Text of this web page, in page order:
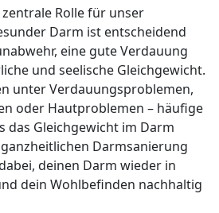
Rolle für unser
Darm ist entscheidend
eine gute Verdauung
und seelische Gleichgewicht.
unter Verdauungsproblemen,
oder Hautproblemen – häufige
das Gleichgewicht im Darm
Darmsanierung
deinen Darm wieder in
dein Wohlbefinden nachhaltig